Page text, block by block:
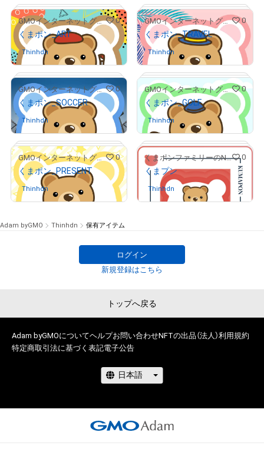
# 171/300
# 242/300
GMOインターネットグループ公式キャラクター「くまポン」 0
くまポン_ART
Thinhdn
# 64/300
GMOインターネットグループ公式キャラクター「くまポン」 0
くまポン_TRAVEL
Thinhdn
# 277/300
GMOインターネットグループ公式キャラクター「くまポン」 0
くまポン_SOCCER
Thinhdn さんが保有中
# 70/300
GMOインターネットグループ公式キャラクター「くまポン」 0
くまポン_GOLF
Thinhdn さんが保有中
# 18/100
GMOインターネットグループ公式キャラクター「くまポン」 0
くまポン_PRESENT
Thinhdn さんが保有中
くまポンファミリーのNFTストア 0
くまプン
Thinhdn さんが保有中
Adam byGMO Thinhdn 保有アイテム
ログイン
新規登録はこちら
トップへ戻る
Adam byGMOについてヘルプお問い合わせNFTの出品（法人）利用規約
特定商取引法に基づく表記電子公告